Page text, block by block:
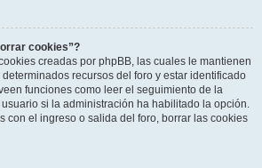
cookies”?
creadas por phpBB, las cuales le mantienen
recursos del foro y estar identificado
funciones como leer el seguimiento de la
si la administración ha habilitado la opción.
con el ingreso o salida del foro, borrar las cookies